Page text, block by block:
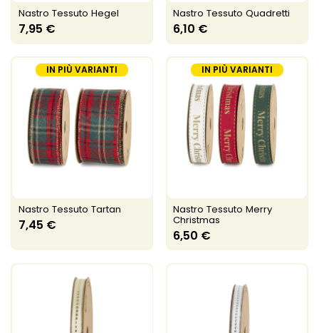
Nastro Tessuto Hegel
7,95 €
Nastro Tessuto Quadretti
6,10 €
IN PIÙ VARIANTI
Nastro Tessuto Tartan
7,45 €
IN PIÙ VARIANTI
Nastro Tessuto Merry
Christmas
6,50 €